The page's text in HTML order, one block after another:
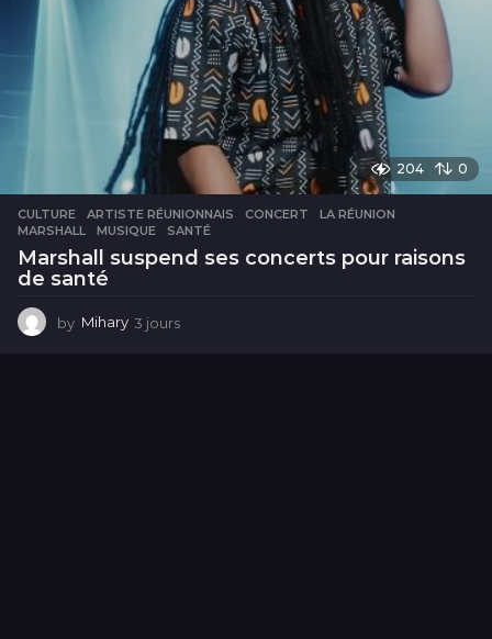
204 0
CULTURE ARTISTE RÉUNIONNAIS ,CONCERT ,LA RÉUNION
MARSHALL
,MUSIQUE ,SANTÉ
Marshall suspend ses concerts pour raisons
de santé
by Mihary 3 jours